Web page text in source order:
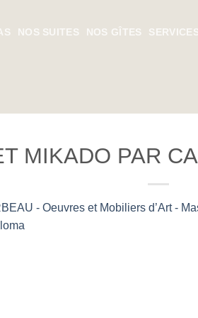
NOS SUITES NOS GÎTES SERVICES
MIKADO PAR